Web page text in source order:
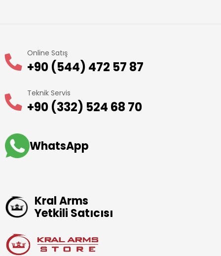
Online Satış
+90 (544) 472 57 87
Teknik Servis
+90 (332) 524 68 70
WhatsApp
Kral Arms
Yetkili Satıcısı